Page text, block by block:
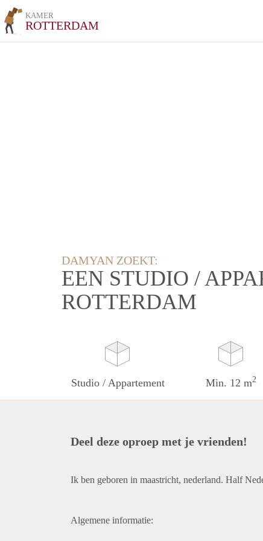
KAMER
ROTTERDAM
DAMYAN ZOEKT:
EEN STUDIO /
ROTTERDAM
Studio / Appartement Min. 12 m2
Deel deze oproep met je vrienden!
Ik ben geboren in maastricht, nederland. Half
Algemene informatie: